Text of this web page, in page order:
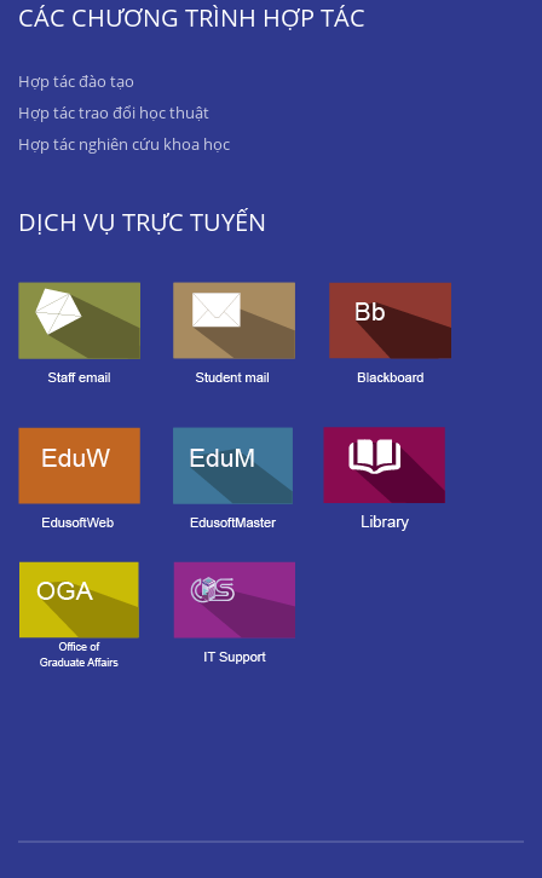
CÁC CHƯƠNG TRÌNH HỢP TÁC
Hợp tác đào tạo
Hợp tác trao đổi học thuật
Hợp tác nghiên cứu khoa học
DỊCH VỤ TRỰC TUYẾN